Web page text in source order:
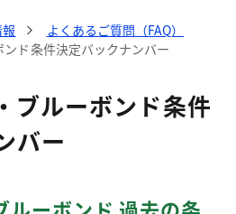
よくあるご質問（FAQ）
ド条件決定バックナンバー
ブルーボンド条件
バー